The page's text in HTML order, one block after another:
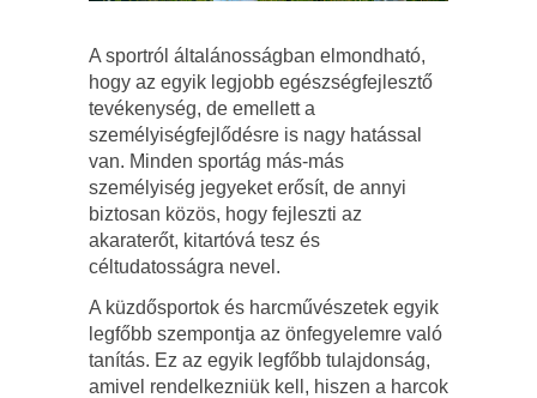
A sportról általánosságban elmondható,
hogy az egyik legjobb egészségfejlesztő
tevékenység, de emellett a
személyiségfejlődésre is nagy hatással
van. Minden sportág más-más
személyiség jegyeket erősít, de annyi
biztosan közös, hogy fejleszti az
akaraterőt, kitartóvá tesz és
céltudatosságra nevel.
A küzdősportok és harcművészetek egyik
legfőbb szempontja az önfegyelemre való
tanítás. Ez az egyik legfőbb tulajdonság,
amivel rendelkezniük kell, hiszen a harcok